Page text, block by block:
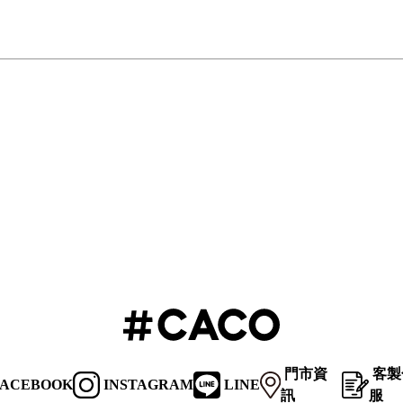
INSTAGRAM LINE
門市資
訊
客
服